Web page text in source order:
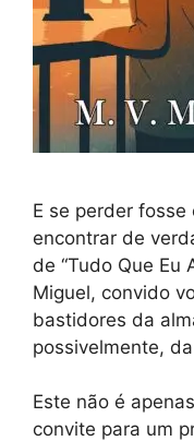
E se perder fosse
encontrar de
de “Tudo Que Eu
Miguel, convido
bastidores da
possivelmente,
Este não é
convite para um